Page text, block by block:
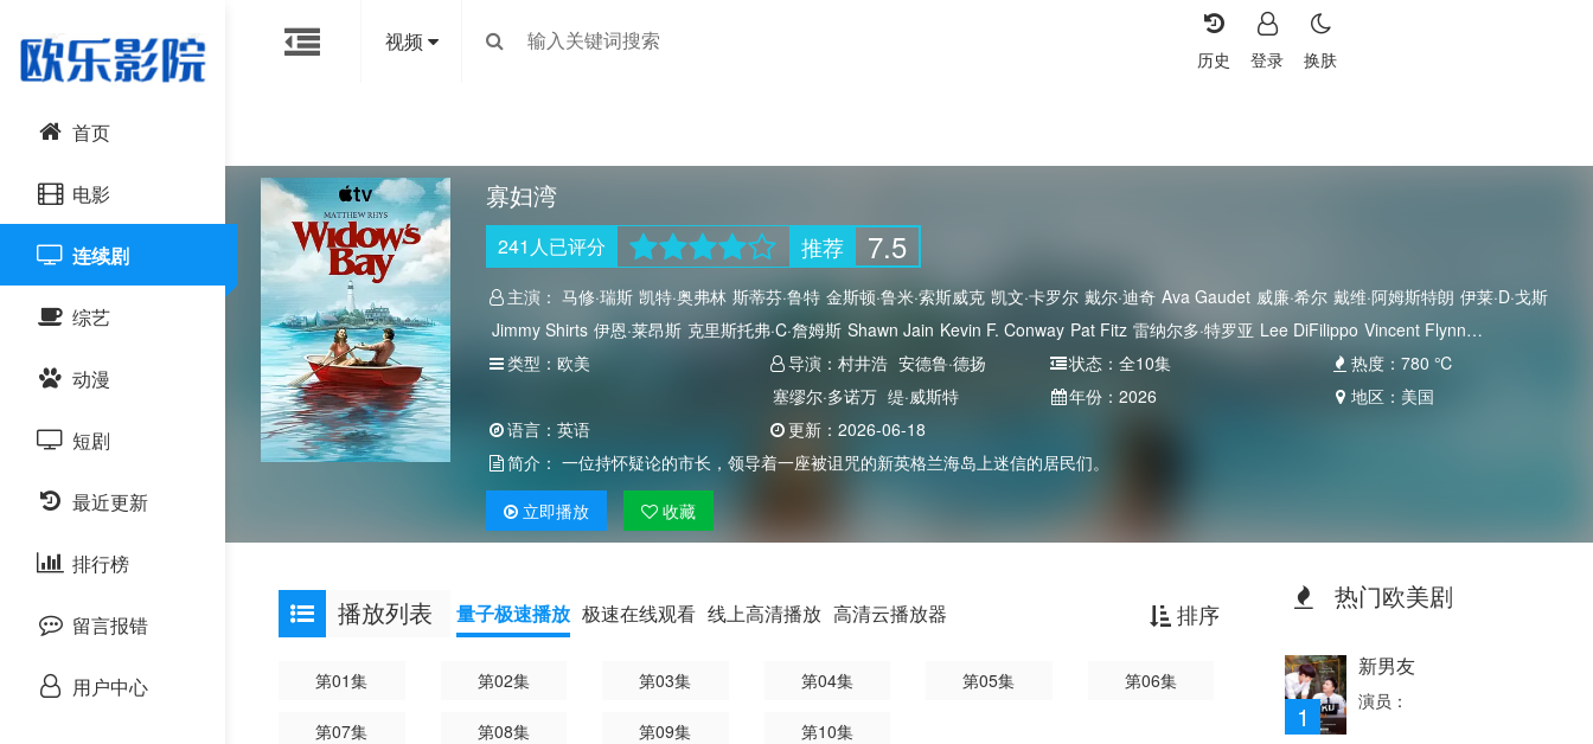
视频
换肤
登录
历史
首页
电影
动作片
喜剧片
爱情片
科幻片
恐怖片
剧情片
战争片
悬疑片
连续剧
综艺
大陆综艺
日韩综艺
港台综艺
欧美综艺
动漫
国产动漫
日韩动漫
欧美动漫
短剧
最近更新
排行榜
留言报错
用户中心
寡妇湾
241 人已评分 推荐 7.5
主演： 马修·瑞斯 凯特·奥弗林 斯蒂芬·鲁特 金斯顿·鲁米·索斯威克 凯文·卡罗尔 戴尔·迪奇 Ava Gaudet 威廉·希尔 戴维·阿姆斯特朗 伊莱·D·戈斯
Jimmy Shirts 伊恩·莱昂斯 克里斯托弗·C·詹姆斯 Shawn Jain Kevin F. Conway Pat Fitz 雷纳尔多·特罗亚 Lee DiFilippo Vincent Flynn
Suzanne Gillies
类型： 欧美 导演：村井浩 安德鲁·德扬
塞缪尔·多诺万 缇·威斯特
状态：全10集 热度： 780 ℃
年份：2026 地区： 美国
语言： 英语 更新：2026-06-18
简介： 一位持怀疑论的市长，领导着一座被诅咒的新英格兰海岛上迷信的居民们。
立即播放 收藏
播放列表 排序
量子极速播放 极速在线观看 线上高清播放 高清云播放器
第01集 第02集 第03集 第04集 第05集 第06集
第07集 第08集 第09集 第10集
热门欧美剧
1
新男友
演员：